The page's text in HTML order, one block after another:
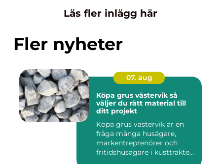
Läs fler inlägg här
Fler nyheter
07. aug
Köpa grus västervik så
väljer du rätt material till
ditt projekt
Köpa grus västervik är en
fråga många husägare,
markentreprenörer och
fritidshusägare i kusttrakten